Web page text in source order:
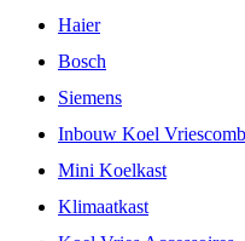
Haier
Bosch
Siemens
Inbouw Koel
Mini Koelkast
Klimaatkast